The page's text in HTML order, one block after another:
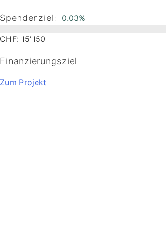
Spendenziel: 0.03%
CHF: 15'150
Finanzierungsziel
Zum Projekt